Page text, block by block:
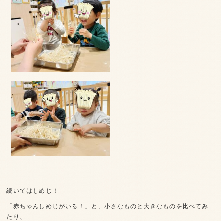
続いてはしめじ！
「赤ちゃんしめじがいる！」と、小さなものと大きなものを比べてみ
たり、